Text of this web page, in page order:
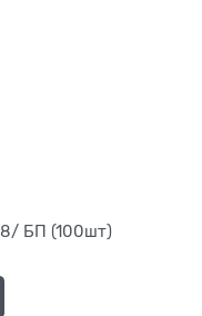
БП (100шт)